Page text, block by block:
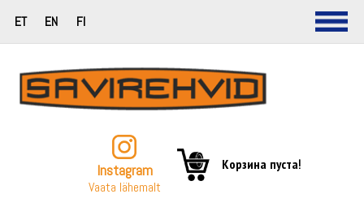
ET EN FI
Instagram
Vaata lähemalt
Корзина пуста!